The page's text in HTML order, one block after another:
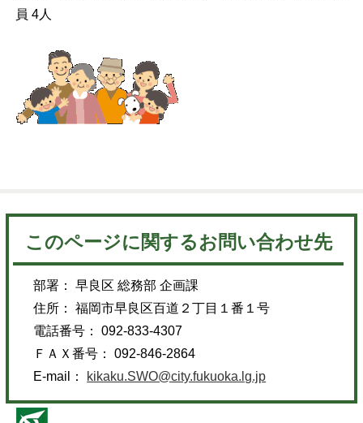
員 4人
このページに関するお問い合わせ先
部署： 早良区 総務部 企画課
住所： 福岡市早良区百道２丁目１番１号
電話番号： 092-833-4307
ＦＡＸ番号： 092-846-2864
E-mail：
kikaku.SWO@city.fukuoka.lg.jp